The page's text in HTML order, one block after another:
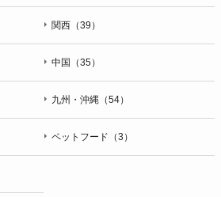
関西（39）
中国（35）
九州・沖縄（54）
ペットフード（3）